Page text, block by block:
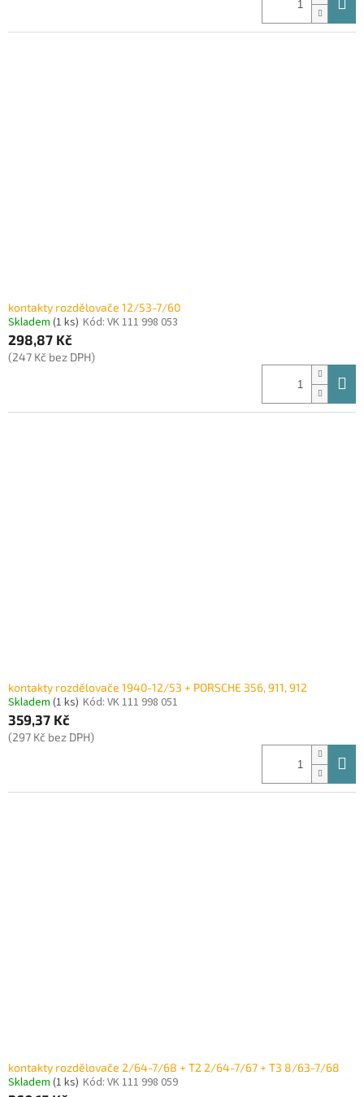
kontakty rozdělovače 12/53-7/60
Skladem (1 ks) Kód: VK 111 998 053
298,87 Kč
(247 Kč bez DPH)
kontakty rozdělovače 1940-12/53 + PORSCHE 356, 911, 912
Skladem (1 ks) Kód: VK 111 998 051
359,37 Kč
(297 Kč bez DPH)
kontakty rozdělovače 2/64-7/68 + T2 2/64-7/67 + T3 8/63-7/68
Skladem (1 ks) Kód: VK 111 998 059